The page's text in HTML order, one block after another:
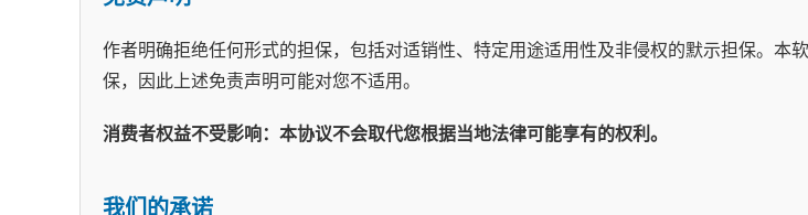
作者明确拒绝任何形式的担保，包括对适销性、特定用途适用性及非侵权的默示担保。本
保，因此上述免责声明可能对您不适用。
消费者权益不受影响：本协议不会取代您根据当地法律可能享有的权利。
我们的承诺